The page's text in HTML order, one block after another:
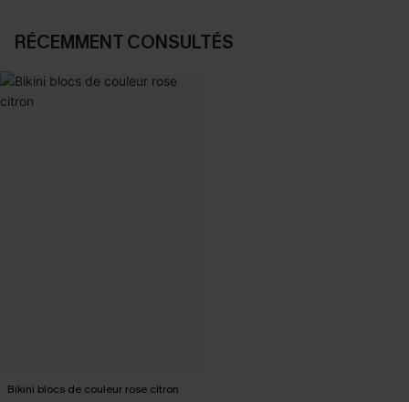
RÉCEMMENT CONSULTÉS
Bikini blocs de couleur rose citron